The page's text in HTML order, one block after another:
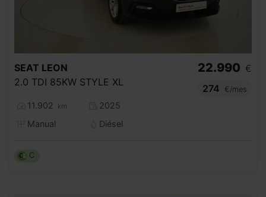
SEAT LEON
2.0 TDI 85KW STYLE XL
11.902 km
2025
Manual
Diésel
22.990 €
274
€/mes
C